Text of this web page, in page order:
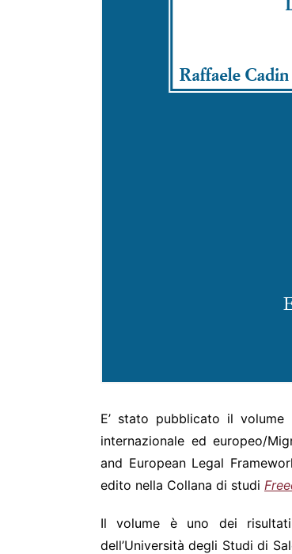
E’ stato pubblicato il
internazionale ed europeo/
and European Legal
edito nella Collana di studi
Il volume è uno dei
dell’Università degli Studi di